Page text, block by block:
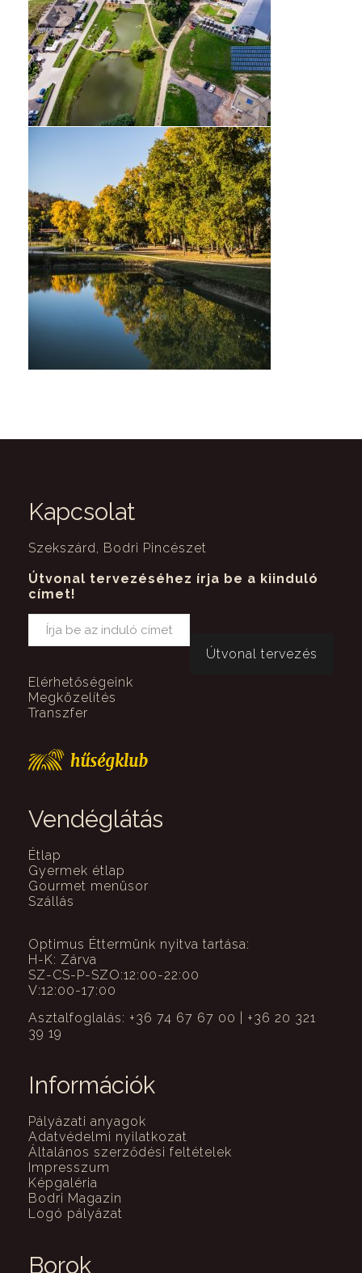
Kapcsolat
Szekszárd, Bodri Pincészet
Útvonal tervezéséhez írja be a kiinduló
címet!
Elérhetőségeink
Megközelítés
Transzfer
Vendéglátás
Étlap
Gyermek étlap
Gourmet menüsor
Szállás
Optimus Éttermünk nyitva tartása:
H-K: Zárva
SZ-CS-P-SZO:12:00-22:00
V:12:00-17:00
Asztalfoglalás: +36 74 67 67 00 | +36 20 321
39 19
Információk
Pályázati anyagok
Adatvédelmi nyilatkozat
Általános szerződési feltételek
Impresszum
Képgaléria
Bodri Magazin
Logó pályázat
Borok